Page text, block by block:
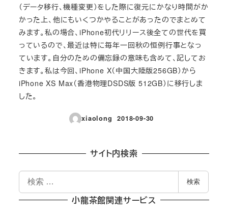
（データ移行、機種変更）をした際に復元にかなり時間がか
かった上、他にもいくつかやることがあったのでまとめて
みます。私の場合、iPhone初代リリース後全ての世代を買
っているので、最近は特に毎年一回秋の恒例行事となっ
ています。自分のための備忘録の意味も含めて、記してお
きます。私は今回、iPhone X（中国大陸版256GB）から
iPhone XS Max（香港物理DSDS版 512GB）に移行しま
した。
xiaolong
投稿日
2018-09-30
サイト内検索
検
索
検索
小龍茶館関連サービス